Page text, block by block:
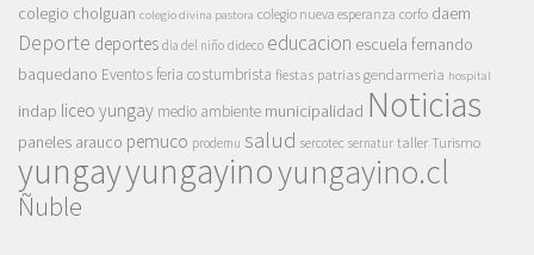
colegio cholguan colegio divina pastora colegio nueva esperanza corfo daem
Deporte deportes dia del niño dideco educacion escuela fernando
baquedano Eventosferia costumbrista fiestas patrias gendarmeria hospital
indap liceo yungay medio ambiente municipalidad Noticias
paneles arauco pemuco prodemu salud sercotec sernatur taller Turismo
yungayyungayinoyungayino.cl
Ñuble